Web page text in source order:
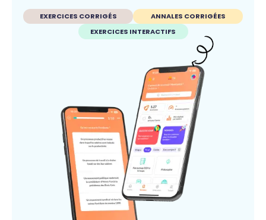
EXERCICES CORRIGÉS
ANNALES CORRIGÉES
EXERCICES INTERACTIFS